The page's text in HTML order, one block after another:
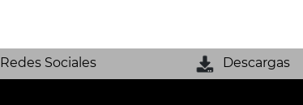
Redes Sociales Descargas